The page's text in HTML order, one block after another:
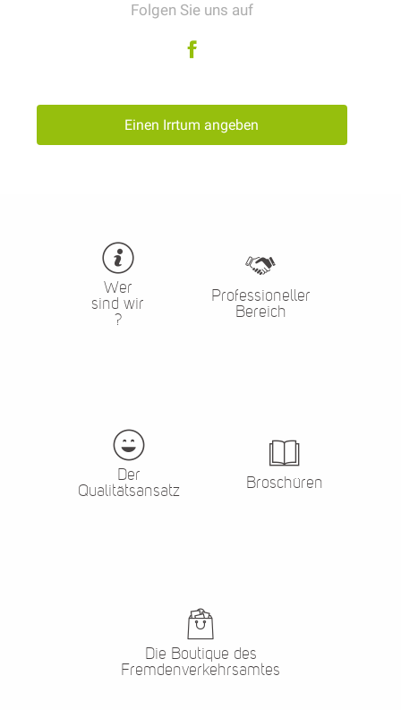
Folgen Sie uns auf
Einen Irrtum angeben
Wer
sind wir
?
Professioneller
Bereich
Der
Qualitätsansatz
Broschüren
Die Boutique des
Fremdenverkehrsamtes